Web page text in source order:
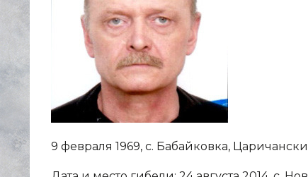
9 февраля 1969, с. Бабайковка,